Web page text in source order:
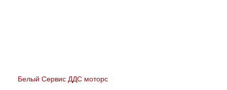
Белый Сервис ДДС моторс